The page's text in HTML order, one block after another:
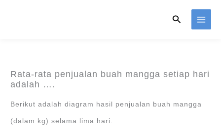
Search
Rata-rata penjualan buah mangga setiap hari
adalah ….
Berikut adalah diagram hasil penjualan buah mangga
(dalam kg) selama lima hari.